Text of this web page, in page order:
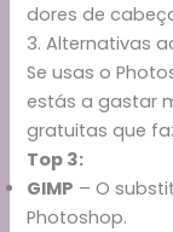
dores de
3. Alternativas
Se usas o
estás a gastar
gratuitas que
Top 3:
GIMP – O
Photoshop.